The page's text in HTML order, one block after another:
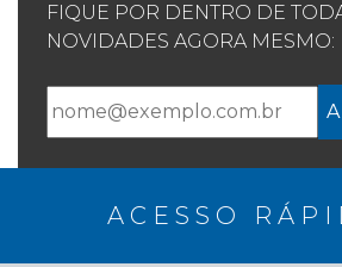
FIQUE POR DENTRO DE
NOVIDADES AGORA MESMO:
ACESSO